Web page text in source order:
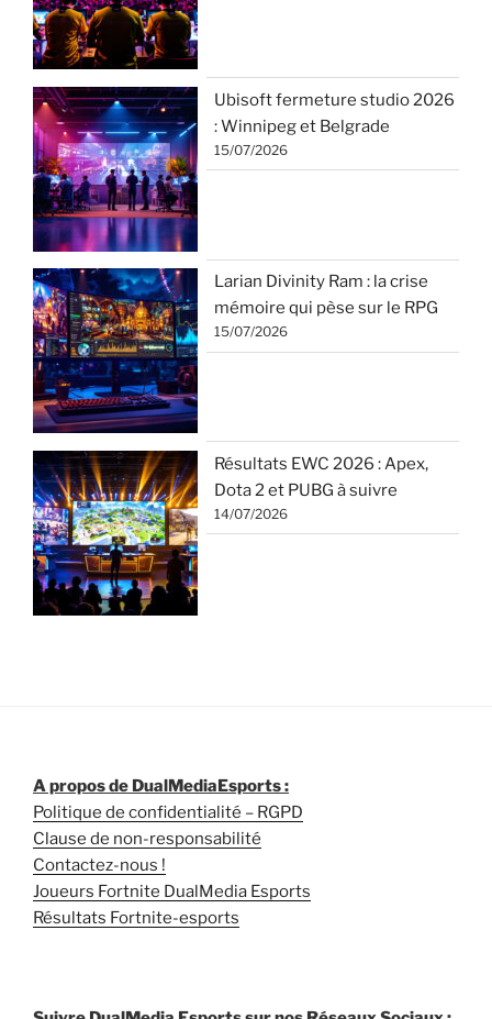
Ubisoft fermeture studio 2026
: Winnipeg et Belgrade
15/07/2026
Larian Divinity Ram : la crise
mémoire qui pèse sur le RPG
15/07/2026
Résultats EWC 2026 : Apex,
Dota 2 et PUBG à suivre
14/07/2026
A propos de DualMediaEsports :
Politique de confidentialité – RGPD
Clause de non-responsabilité
Contactez-nous !
Joueurs Fortnite DualMedia Esports
Résultats Fortnite-esports